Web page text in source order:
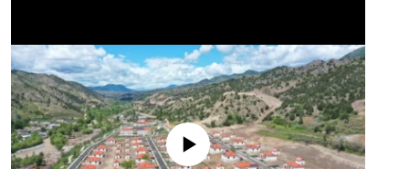
No media source currently available